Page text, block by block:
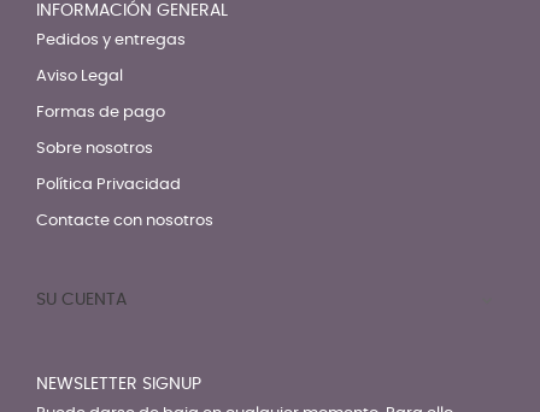
INFORMACIÓN GENERAL
Pedidos y entregas
Aviso Legal
Formas de pago
Sobre nosotros
Política Privacidad
Contacte con nosotros
SU CUENTA
NEWSLETTER SIGNUP